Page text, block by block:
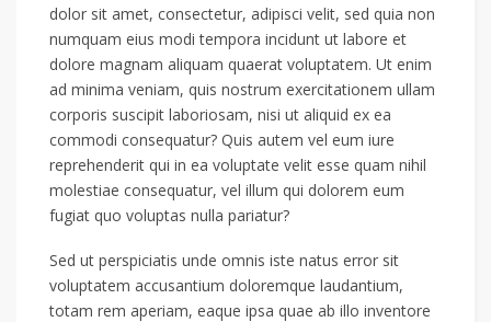
dolor sit amet, consectetur, adipisci velit, sed quia non
numquam eius modi tempora incidunt ut labore et
dolore magnam aliquam quaerat voluptatem. Ut enim
ad minima veniam, quis nostrum exercitationem ullam
corporis suscipit laboriosam, nisi ut aliquid ex ea
commodi consequatur? Quis autem vel eum iure
reprehenderit qui in ea voluptate velit esse quam nihil
molestiae consequatur, vel illum qui dolorem eum
fugiat quo voluptas nulla pariatur?
Sed ut perspiciatis unde omnis iste natus error sit
voluptatem accusantium doloremque laudantium,
totam rem aperiam, eaque ipsa quae ab illo inventore